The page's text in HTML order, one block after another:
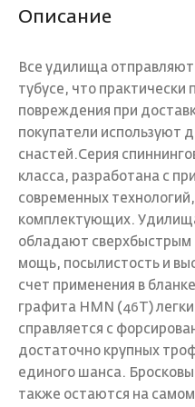
Описание
Все удилища
тубусе, что
повреждения при
покупатели используют
снастей.Серия
класса, разработана с
современных
комплектующих.
обладают
мощь, посылистость и
счет применения в
графита HMN (46T)
справляется с
достаточно крупных
единого шанса.
также остаются на